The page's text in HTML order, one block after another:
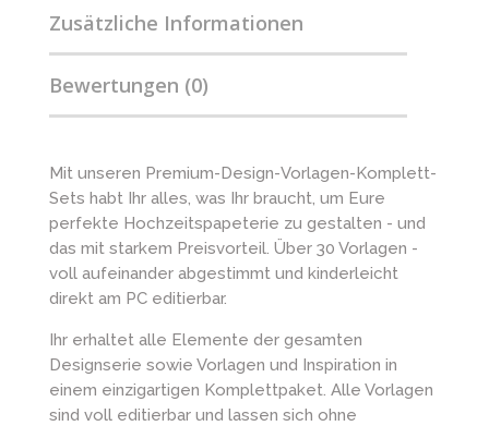
Zusätzliche Informationen
Bewertungen (0)
Mit unseren Premium-Design-Vorlagen-Komplett-
Sets habt Ihr alles, was Ihr braucht, um Eure
perfekte Hochzeitspapeterie zu gestalten - und
das mit starkem Preisvorteil. Über 30 Vorlagen -
voll aufeinander abgestimmt und kinderleicht
direkt am PC editierbar.
Ihr erhaltet alle Elemente der gesamten
Designserie sowie Vorlagen und Inspiration in
einem einzigartigen Komplettpaket. Alle Vorlagen
sind voll editierbar und lassen sich ohne